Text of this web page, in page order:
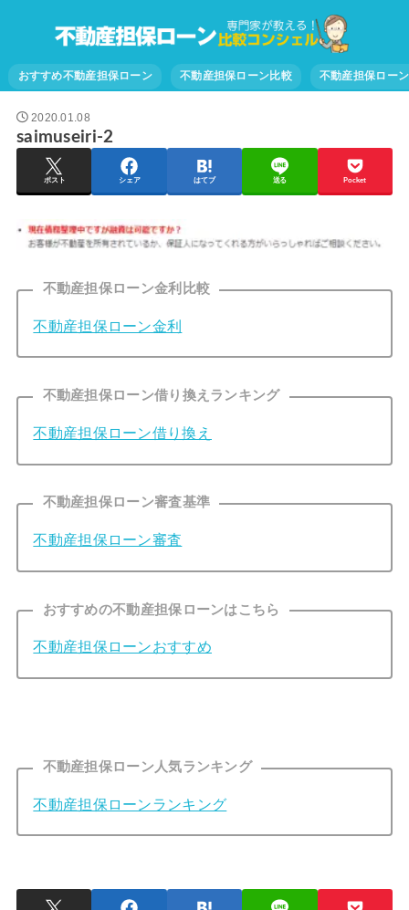
おすすめ不動産担保ローン 不動産担保ローン比較 不動産担保ロー
2020.01.08
saimuseiri-2
ポスト シェア はてブ 送る Pocket
不動産担保ローン金利比較
不動産担保ローン金利
不動産担保ローン借り換えランキング
不動産担保ローン借り換え
不動産担保ローン審査基準
不動産担保ローン審査
おすすめの不動産担保ローンはこちら
不動産担保ローンおすすめ
不動産担保ローン人気ランキング
不動産担保ローンランキング